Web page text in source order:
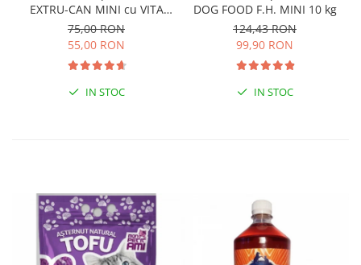
EXTRU-CAN MINI cu VITA
sac 4kg
75,00 RON
55,00 RON
IN STOC
DOG FOOD F.H. MINI 10 kg
124,43 RON
99,90 RON
IN STOC